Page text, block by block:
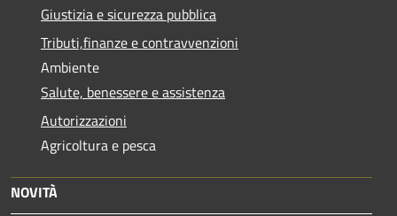
Giustizia e sicurezza pubblica
Tributi,finanze e contravvenzioni
Ambiente
Salute, benessere e assistenza
Autorizzazioni
Agricoltura e pesca
NOVITÀ